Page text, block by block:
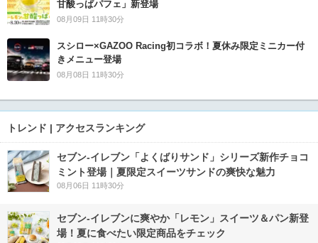
甘酸っぱパフェ」新登場
08月09日 11時30分
スシロー×GAZOO Racing初コラボ！夏休み限定ミニカー付
きメニュー登場
08月08日 11時30分
トレンド | アクセスランキング
セブン‐イレブン「よくばりサンド」シリーズ新作チョコ
ミント登場｜夏限定スイーツサンドの爽快な魅力
08月06日 11時30分
セブン‐イレブンに爽やか「レモン」スイーツ＆パン新登
場！夏に食べたい限定商品をチェック